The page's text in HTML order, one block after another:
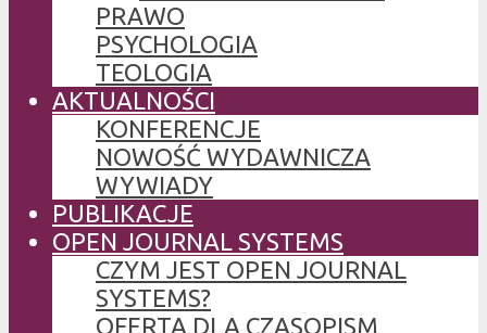
PRAWO
PSYCHOLOGIA
TEOLOGIA
AKTUALNOŚCI
KONFERENCJE
NOWOŚĆ WYDAWNICZA
WYWIADY
PUBLIKACJE
OPEN JOURNAL SYSTEMS
CZYM JEST OPEN JOURNAL
SYSTEMS?
OFERTA DLA CZASOPISM